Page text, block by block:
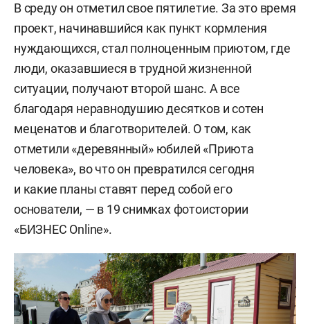
В среду он отметил свое пятилетие. За это время
проект, начинавшийся как пункт кормления
нуждающихся, стал полноценным приютом, где
люди, оказавшиеся в трудной жизненной
ситуации, получают второй шанс. А все
благодаря неравнодушию десятков и сотен
меценатов и благотворителей. О том, как
отметили «деревянный» юбилей «Приюта
человека», во что он превратился сегодня
и какие планы ставят перед собой его
основатели, — в 19 снимках фотоистории
«БИЗНЕС Online».